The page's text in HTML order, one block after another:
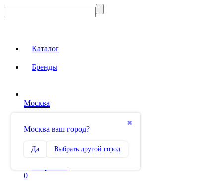
Каталог
Бренды
Москва
✖
Москва ваш город?
Да Выбрать другой город
Сравнение
0